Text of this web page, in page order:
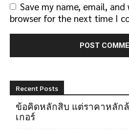
Save my name, email,
browser for the next time I
Recent Posts
ข้อคิดหลักสิบ แต่ราคาหลัก
เกอร์